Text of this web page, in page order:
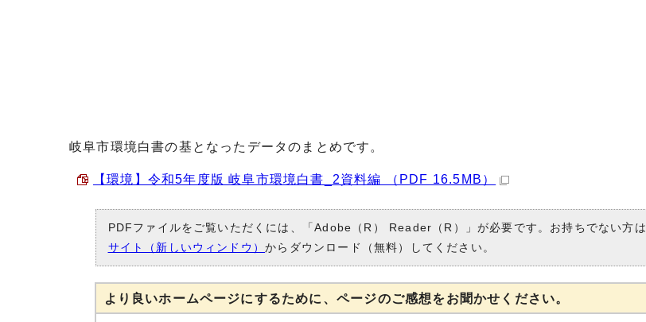
岐阜市環境白書の基となったデータのまとめです。
【環境】令和5年度版 岐阜市環境白書_2資料編 （PDF 16.5MB）
PDFファイルをご覧いただくには、「Adobe（R） Reader（R）」が必要です。お持ちでない方は
サイト（新しいウィンドウ）からダウンロード（無料）してください。
より良いホームページにするために、ページのご感想をお聞かせください。